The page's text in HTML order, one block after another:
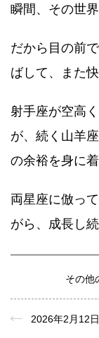
瞬間、その世
だから目の前
ばして、また
射手座が空高
が、続く山羊
の余裕を身に
両星座に倣っ
がら、成長し
その他
2026年2月12日